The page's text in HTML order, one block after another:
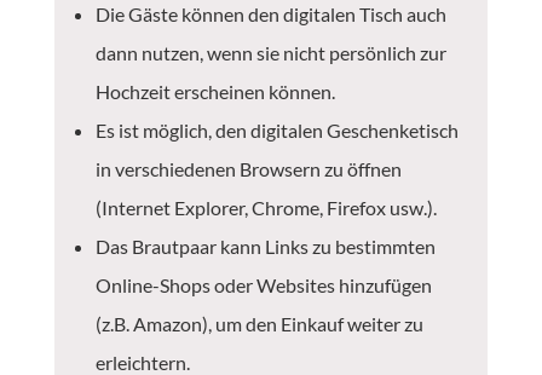
Die Gäste können den digitalen Tisch auch
dann nutzen, wenn sie nicht persönlich zur
Hochzeit erscheinen können.
Es ist möglich, den digitalen Geschenketisch
in verschiedenen Browsern zu öffnen
(Internet Explorer, Chrome, Firefox usw.).
Das Brautpaar kann Links zu bestimmten
Online-Shops oder Websites hinzufügen
(z.B. Amazon), um den Einkauf weiter zu
erleichtern.